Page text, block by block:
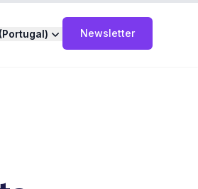
Newsletter